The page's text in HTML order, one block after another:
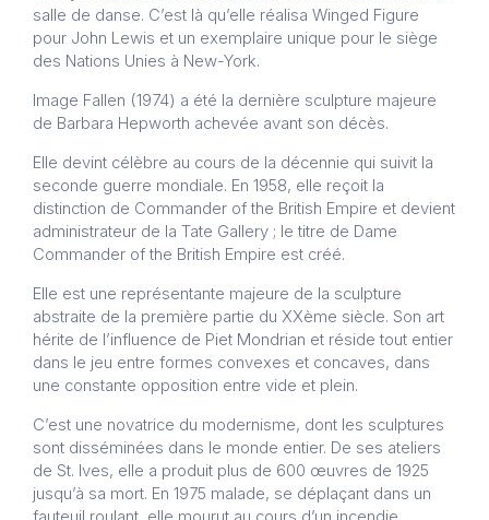
salle de danse. C’est là qu’elle réalisa Winged Figure
pour John Lewis et un exemplaire unique pour le siège
des Nations Unies à New-York.
Image Fallen (1974) a été la dernière sculpture majeure
de Barbara Hepworth achevée avant son décès.
Elle devint célèbre au cours de la décennie qui suivit la
seconde guerre mondiale. En 1958, elle reçoit la
distinction de Commander of the British Empire et devient
administrateur de la Tate Gallery ; le titre de Dame
Commander of the British Empire est créé.
Elle est une représentante majeure de la sculpture
abstraite de la première partie du XXème siècle. Son art
hérite de l’influence de Piet Mondrian et réside tout entier
dans le jeu entre formes convexes et concaves, dans
une constante opposition entre vide et plein.
C’est une novatrice du modernisme, dont les sculptures
sont disséminées dans le monde entier. De ses ateliers
de St. Ives, elle a produit plus de 600 œuvres de 1925
jusqu’à sa mort. En 1975 malade, se déplaçant dans un